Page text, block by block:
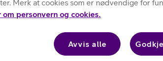
Kjøp AirPods
Duggblå, 256
4.8 (64)
Merk at cookies som er nødvendige for
om personvern og cookies.
Avvis alle